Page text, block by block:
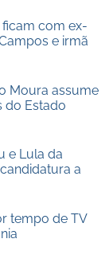
com ex-
e irmã
Moura assume
do Estado
e Lula da
a
tempo de TV